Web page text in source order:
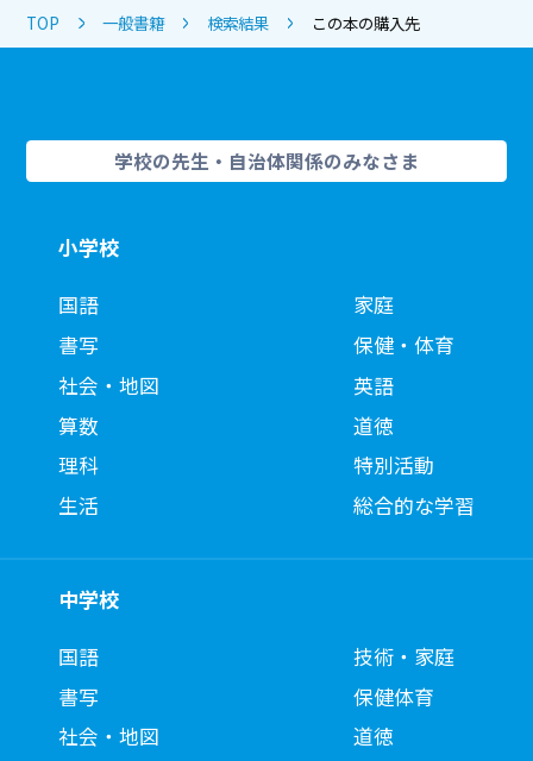
TOP 一般書籍 検索結果 この本の購入先
学校の先生・自治体関係のみなさま
小学校
国語
書写
社会・地図
算数
理科
生活
家庭
保健・体育
英語
道徳
特別活動
総合的な学習
中学校
国語
書写
社会・地図
技術・家庭
保健体育
道徳